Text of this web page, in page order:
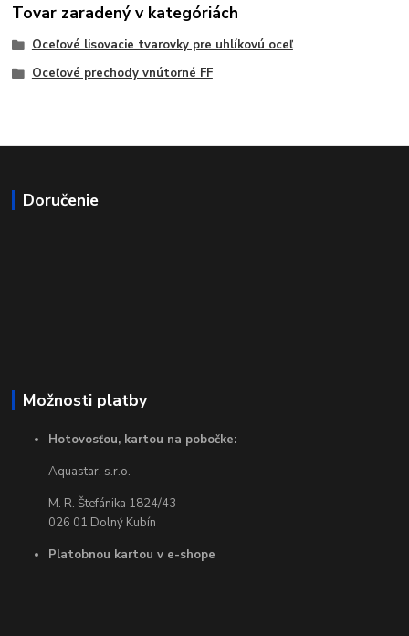
Tovar zaradený v kategóriách
Oceľové lisovacie tvarovky pre uhlíkovú oceľ
Oceľové prechody vnútorné FF
Doručenie
Možnosti platby
Hotovosťou, kartou na pobočke:
Aquastar, s.r.o.
M. R. Štefánika 1824/43
026 01 Dolný Kubín
Platobnou kartou v e-shope